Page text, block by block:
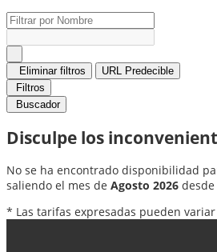
Eliminar filtros
URL Predecible
Filtros
Buscador
Disculpe los
No se ha encontrado disponibilidad
saliendo el mes de Agosto 2026 desde
* Las tarifas expresadas pueden